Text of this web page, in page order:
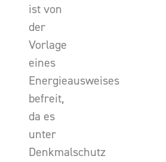
ist von
der
Vorlage
eines
Energieausweises
befreit,
da es
unter
Denkmalschutz